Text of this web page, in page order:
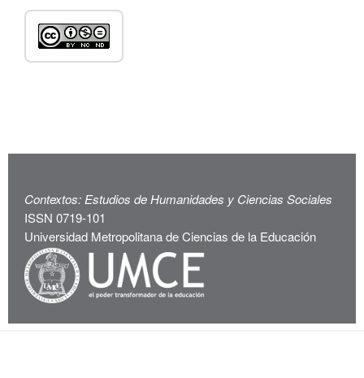
Contextos: Estudios de Humanidades y Ciencias Sociales
ISSN 0719-101
Universidad Metropolitana de Ciencias de la Educación